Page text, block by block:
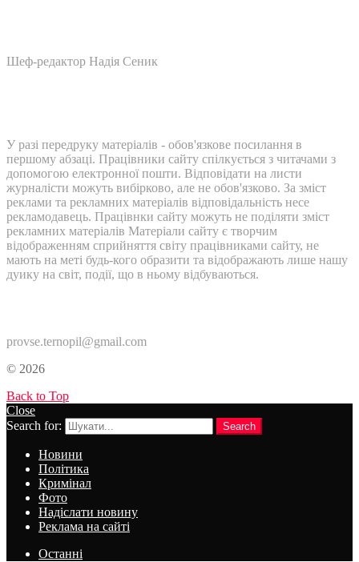
Шеф-редактор Надія Сеник
У разі передруку матеріалів - обов'язкове посилання в
першому абзаці. Працівники сайту спілкується з читачами з
допомогою електронної пошти. Відповідати на листи
журналісти можуть вибірково, але не обов'язково. За зміст
реклами та рекламних матеріалів відповідальність несе
рекламодавець. Працівнки сайту можуть не поділяти зміст
рекламних матеріалів Матеріали сайту є творчим
відображенням сприйняття світу працівниками сайту, не
мають на меті будь-кого образити та відображають лише нашу
дуику на світ, події, що в ньому відбуваються.
provse.ternopil@gmail.com
© 2026
Back to Top
Close
Search for:
Search
Новини
Політика
Кримінал
Фото
Надіслати новину
Реклама на сайті
Останні